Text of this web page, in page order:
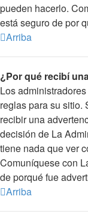
pueden hacerlo.
está seguro de por
Arriba
¿Por qué recibí
Los
reglas para su sitio.
recibir una
decisión de La
tiene nada que ver
Comuníquese con
de porqué fue
Arriba